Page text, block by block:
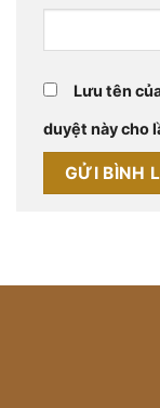
Lưu tên
duyệt này cho